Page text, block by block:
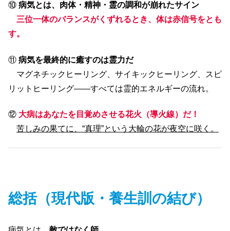
⑩ 病気とは、肉体・精神・霊の調和が崩れたサイン
三位一体のバランスがくずれるとき、体は赤信号をとも
す。
⑪ 病気を最終的に癒すのは霊力だ
マグネチックヒーリング、サイキックヒーリング、スピ
リットヒーリング――すべては霊的エネルギーの流れ。
⑫ 大病はあなたを目覚めさせる花火（導火線）だ！
苦しみの果てに、“真理”という大輪の花が夜空に咲く。
総括（現代版・養生訓の結び）